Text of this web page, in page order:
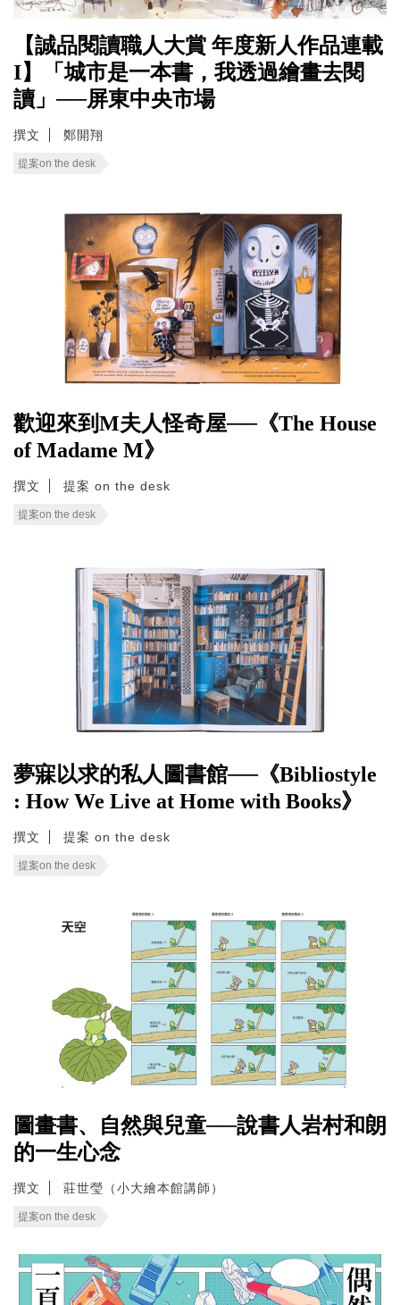
【誠品閱讀職人大賞 年度新人作品連載
I】「城市是一本書，我透過繪畫去閱
讀」──屏東中央市場
撰文 鄭開翔
提案on the desk
歡迎來到M夫人怪奇屋──《The House
of Madame M》
撰文 提案 on the desk
提案on the desk
夢寐以求的私人圖書館──《Bibliostyle
: How We Live at Home with Books》
撰文 提案 on the desk
提案on the desk
圖畫書、自然與兒童──說書人岩村和朗
的一生心念
撰文 莊世瑩（小大繪本館講師）
提案on the desk